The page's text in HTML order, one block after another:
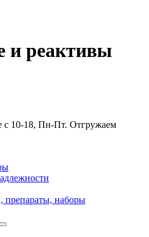
и реактивы
с 10-18, Пн-Пт. Отгружаем
препараты, наборы